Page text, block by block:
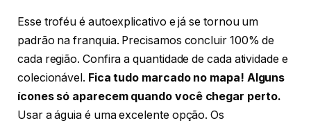
Esse troféu é autoexplicativo e já se tornou um
padrão na franquia. Precisamos concluir 100% de
cada região. Confira a quantidade de cada atividade e
colecionável. Fica tudo marcado no mapa! Alguns
ícones só aparecem quando você chegar perto.
Usar a águia é uma excelente opção. Os